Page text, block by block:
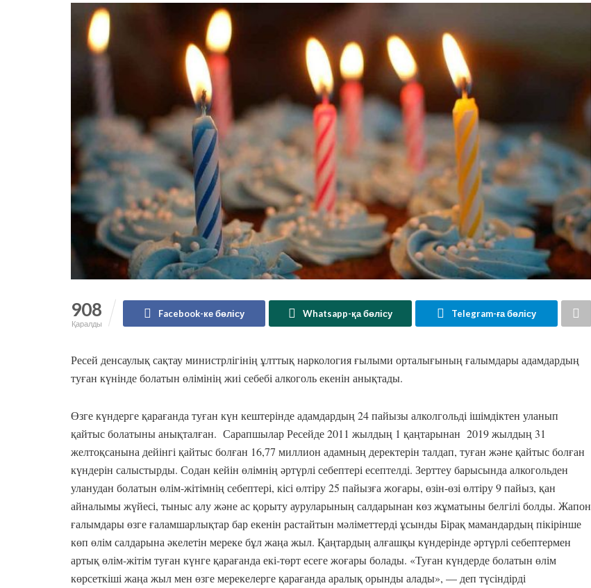
908
Қаралды
Facebook-ке бөлісу Whatsapp-қа бөлісу Telegram-ға бөлісу
Ресей денсаулық сақтау министрлігінің ұлттық наркология ғылыми орталығының ғалымдары адамдардың
туған күнінде болатын өлімінің жиі себебі алкоголь екенін анықтады.
Өзге күндерге қарағанда туған күн кештерінде адамдардың 24 пайызы алколгольді ішімдіктен уланып
қайтыс болатыны анықталған. Сарапшылар Ресейде 2011 жылдың 1 қаңтарынан 2019 жылдың 31
желтоқсанына дейінгі қайтыс болған 16,77 миллион адамның деректерін талдап, туған және қайтыс болған
күндерін салыстырды. Содан кейін өлімнің әртүрлі себептері есептелді. Зерттеу барысында алкогольден
уланудан болатын өлім-жітімнің себептері, кісі өлтіру 25 пайызға жоғары, өзін-өзі өлтіру 9 пайыз, қан
айналымы жүйесі, тыныс алу және ас қорыту ауруларының салдарынан көз жұматыны белгілі болды. Жапон
ғалымдары өзге ғаламшарлықтар бар екенін растайтын мәліметтерді ұсынды Бірақ мамандардың пікірінше
көп өлім салдарына әкелетін мереке бұл жаңа жыл. Қаңтардың алғашқы күндерінде әртүрлі себептермен
артық өлім-жітім туған күнге қарағанда екі-төрт есеге жоғары болады. «Туған күндерде болатын өлім
көрсеткіші жаңа жыл мен өзге мерекелерге қарағанда аралық орынды алады», — деп түсіндірді